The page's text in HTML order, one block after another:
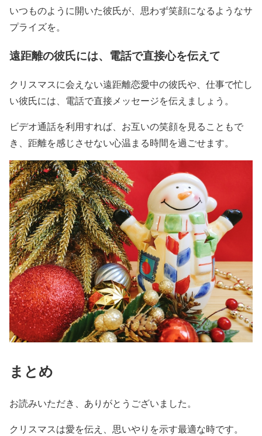
いつものように開いた彼氏が、思わず笑顔になるようなサ
プライズを。
遠距離の彼氏には、電話で直接心を伝えて
クリスマスに会えない遠距離恋愛中の彼氏や、仕事で忙し
い彼氏には、電話で直接メッセージを伝えましょう。
ビデオ通話を利用すれば、お互いの笑顔を見ることもで
き、距離を感じさせない心温まる時間を過ごせます。
まとめ
お読みいただき、ありがとうございました。
クリスマスは愛を伝え、思いやりを示す最適な時です。